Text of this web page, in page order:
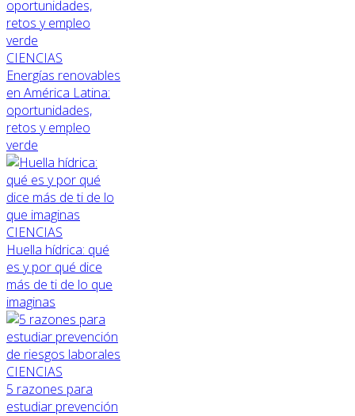
CIENCIAS
Energías renovables
en América Latina:
oportunidades,
retos y empleo
verde
CIENCIAS
Huella hídrica: qué
es y por qué dice
más de ti de lo que
imaginas
CIENCIAS
5 razones para
estudiar prevención